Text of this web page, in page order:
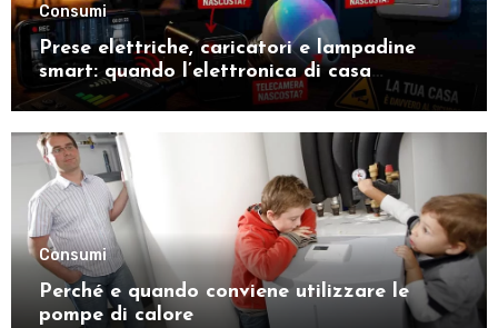
Consumi
Prese elettriche, caricatori e lampadine
smart: quando l’elettronica di casa
nasconde una telecamera
Consumi
Perché e quando conviene utilizzare le
pompe di calore